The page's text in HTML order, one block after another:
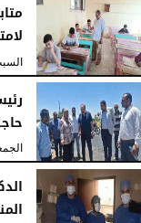
السبت، 18
الجمعة، 17